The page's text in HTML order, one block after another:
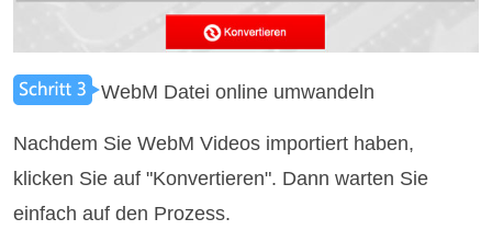
WebM Datei online umwandeln
Nachdem Sie WebM Videos importiert haben,
klicken Sie auf "Konvertieren". Dann warten Sie
einfach auf den Prozess.